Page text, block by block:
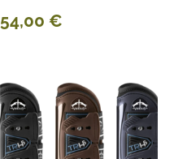
54,00 €